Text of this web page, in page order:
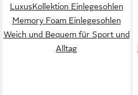
LuxusKollektion Einlegesohlen
Memory Foam Einlegesohlen
Weich und Bequem für Sport und
Alltag